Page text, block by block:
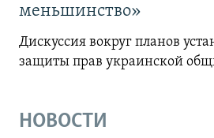
меньшинство»
Дискуссия вокруг планов
защиты прав украинской
НОВОСТИ